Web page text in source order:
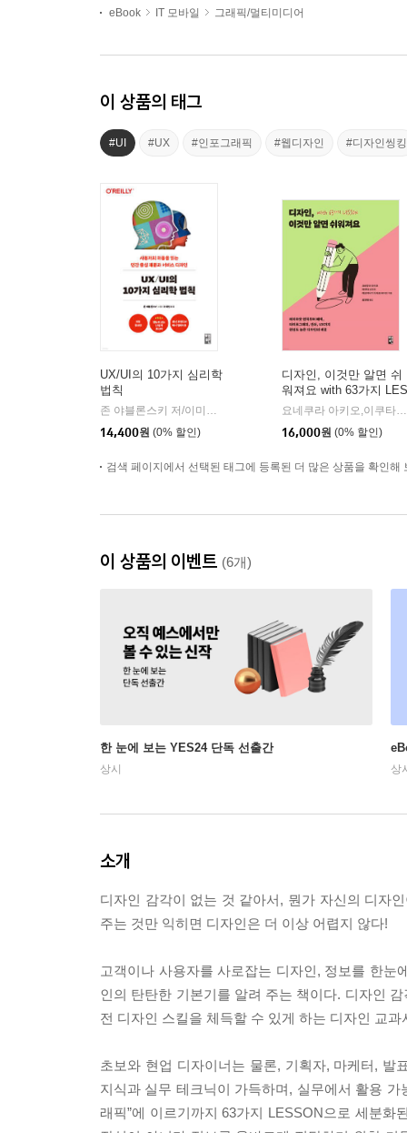
eBook IT 모바일 그래픽/멀티미디어
이 상품의 태그
#UI #UX #인포그래픽 #웹디자인 #디자인씽킹
UX/UI의 10가지 심리학
법칙
존 야블론스키 저/이미령 역
14,400원 (0% 할인)
디자인, 이것만 알면 쉬
워져요 with 63가지 LES
SON
요네쿠라 아키오,이쿠타 신이치,아오야나기 치사토(베이컨) 공저/최재원 역
16,000원 (0% 할인)
검색 페이지에서 선택된 태그에 등록된 더 많은 상품을 확인해
이 상품의 이벤트 (6개)
한 눈에 보는 YES24 단독 선출간
상시 상
소개
디자인 감각이 없는 것 같아서, 뭔가 자신의 디자
주는 것만 익히면 디자인은 더 이상 어렵지 않다!
고객이나 사용자를 사로잡는 디자인, 정보를 한
인의 탄탄한 기본기를 알려 주는 책이다. 디자인
전 디자인 스킬을 체득할 수 있게 하는 디자인 교과
초보와 현업 디자이너는 물론, 기획자, 마케터, 발
지식과 실무 테크닉이 가득하며, 실무에서 활용
래픽”에 이르기까지 63가지 LESSON으로 세분